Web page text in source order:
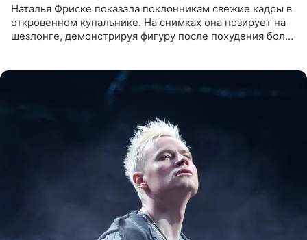
Наталья Фриске показала поклонникам свежие кадры в
откровенном купальнике. На снимках она позирует на
шезлонге, демонстрируя фигуру после похудения более